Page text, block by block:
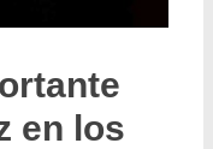
en los